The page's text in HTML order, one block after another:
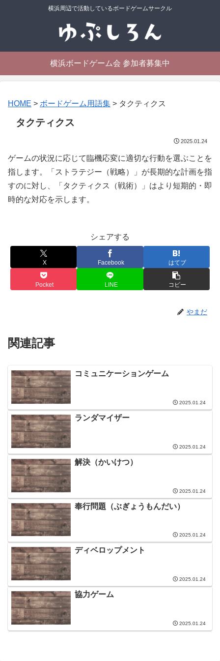
横浜周辺で活動しているボードゲームサークル
横浜ボードゲーム会 参加者募集中
HOME > ボードゲーム用語集 > タクティクス
タクティクス
2025.01.24
ゲームの状況に応じて臨機応変に適切な行動を選ぶことを
指します。「ストラテジー（戦略）」が長期的な計画を指
すのに対し、「タクティクス（戦術）」はより短期的・即
時的な対応を示します。
シェアする
X Facebook はてブ
Pocket LINE コピー
やまだ
関連記事
コミュニケーションゲーム
2025.01.24
ランダマイザー
2025.01.24
解決（かいけつ）
2025.01.24
奉行問題（ぶぎょうもんだい）
2025.01.24
ディベロップメント
2025.01.24
協力ゲーム
2025.01.24